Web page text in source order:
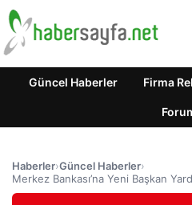
Güncel Haberler Firma
Haberler›Güncel Haberler›
Merkez Bankası’na Yeni Başkan